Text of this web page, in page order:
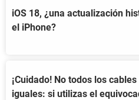
iOS 18, ¿una actualización
el iPhone?
¡Cuidado! No todos los
iguales: si utilizas el